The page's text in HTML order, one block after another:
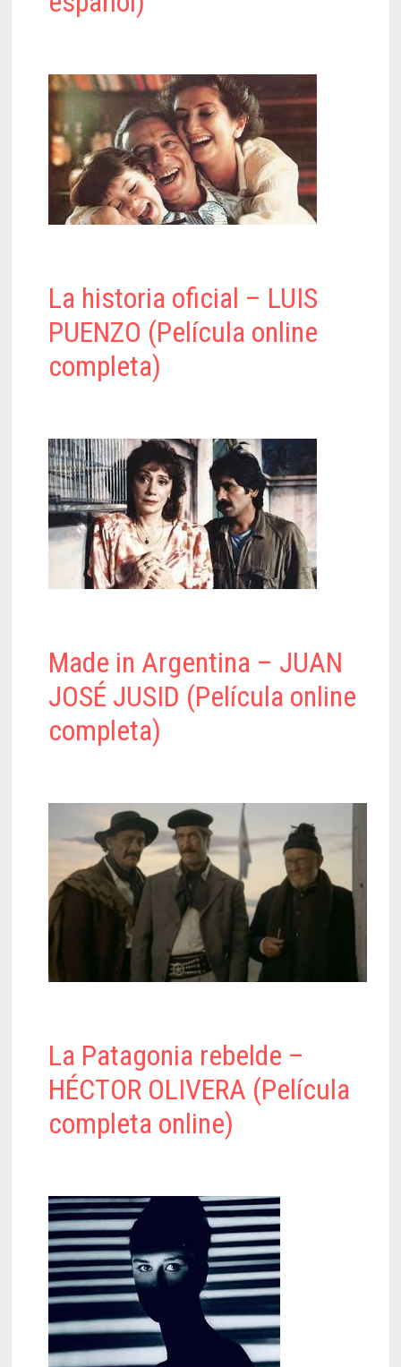
La historia oficial – LUIS
PUENZO (Película online
completa)
Made in Argentina – JUAN
JOSÉ JUSID (Película online
completa)
La Patagonia rebelde –
HÉCTOR OLIVERA (Película
completa online)